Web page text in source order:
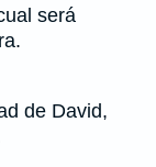
será
de David,